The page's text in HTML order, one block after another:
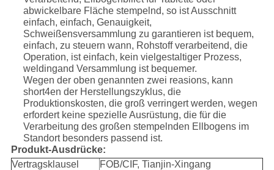
abwickelbare Fläche stempelnd, so ist Ausschnitt
einfach, einfach, Genauigkeit,
Schweißensversammlung zu garantieren ist bequem,
einfach, zu steuern wann, Rohstoff verarbeitend, die
Operation, ist einfach, kein vielgestaltiger Prozess,
weldingand Versammlung ist bequemer.
Wegen der oben genannten zwei reasions, kann
short4en der Herstellungszyklus, die
Produktionskosten, die groß verringert werden, wegen
erfordert keine spezielle Ausrüstung, die für die
Verarbeitung des großen stempelnden Ellbogens im
Standort besonders passend ist.
Produkt-Ausdrücke:
Vertragsklausel
FOB/CIF, Tianjin-Xingang